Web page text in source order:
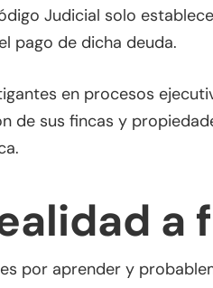
Judicial solo
pago de dicha deuda.
en procesos
de sus fincas y
a
por aprender y